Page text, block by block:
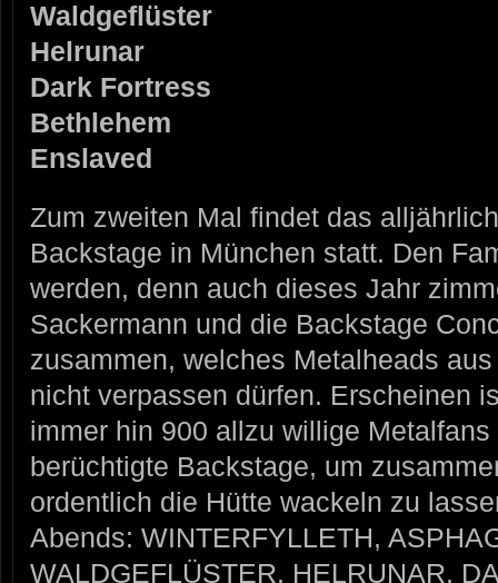
Waldgeflüster
Helrunar
Dark Fortress
Bethlehem
Enslaved
Zum zweiten Mal findet das
Backstage in München statt. Den
werden, denn auch dieses Jahr
Sackermann und die Backstage
zusammen, welches Metalheads
nicht verpassen dürfen. Erscheinen
immer hin 900 allzu willige
berüchtigte Backstage, um
ordentlich die Hütte wackeln zu
Abends: WINTERFYLLETH,
WALDGEFLÜSTER, HELRUNAR,